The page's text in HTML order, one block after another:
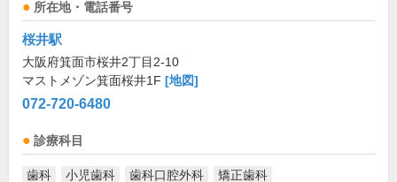
所在地・電話番号
桜井駅
大阪府箕面市桜井2丁目2-10
マストメゾン箕面桜井1F [地図]
072-720-6480
診療科目
歯科 小児歯科 歯科口腔外科 矯正歯科